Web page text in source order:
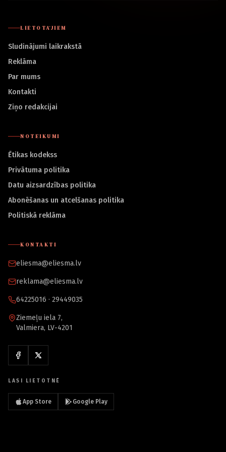
LIETOTĀJIEM
Sludinājumi laikrakstā
Reklāma
Par mums
Kontakti
Ziņo redakcijai
NOTEIKUMI
Ētikas kodekss
Privātuma politika
Datu aizsardzības politika
Abonēšanas un atcelšanas politika
Politiskā reklāma
KONTAKTI
eliesma@eliesma.lv
reklama@eliesma.lv
64225016 · 29449035
Ziemeļu iela 7,
Valmiera, LV-4201
LASI LIETOTNĒ
App Store Google Play